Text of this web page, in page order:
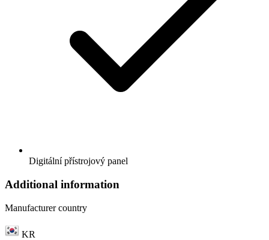
Digitální přístrojový panel
Additional information
Manufacturer country
KR